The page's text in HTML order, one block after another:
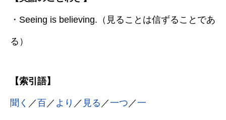
・Seeing is believing.（見ることは信ずることであ
る）
【索引語】
聞く ／百／ より ／ 見る ／一つ ／一